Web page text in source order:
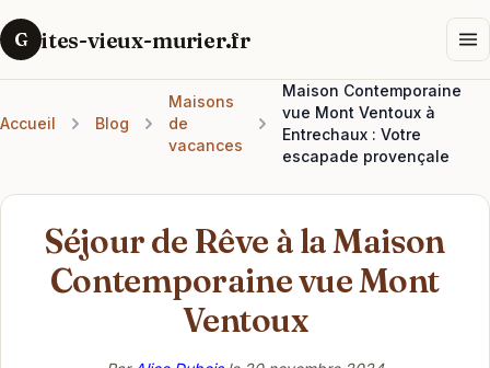
G ites-vieux-murier.fr
Accueil Blog
Maisons
de
vacances
Maison Contemporaine
vue Mont Ventoux à
Entrechaux : Votre
escapade provençale
Séjour de Rêve à la Maison
Contemporaine vue Mont
Ventoux